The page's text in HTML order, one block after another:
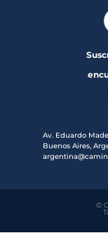
Av. Eduardo
Buenos Aires,
©